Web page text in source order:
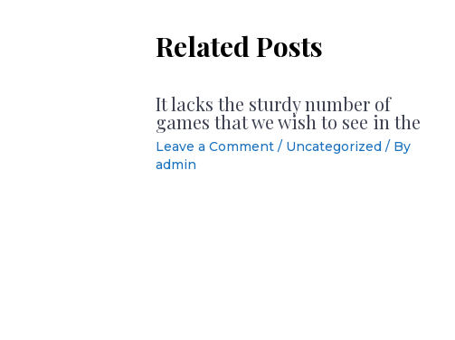
Related Posts
It lacks the sturdy number of
games that we wish to see in the
Leave a Comment / Uncategorized / By
admin